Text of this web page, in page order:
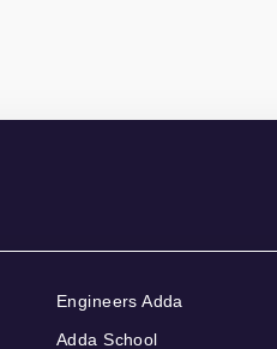
Engineers Adda
Adda School